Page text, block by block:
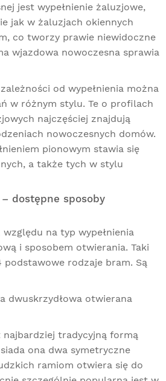
jest wypełnienie żaluzjowe,
jak w żaluzjach okiennych
co tworzy prawie niewidoczne
wjazdowa nowoczesna sprawia
od wypełnienia można
w różnym stylu. Te o profilach
najczęściej znajdują
nowoczesnych domów.
pionowym stawia się
a także tych w stylu
dostępne sposoby
na typ wypełnienia
i sposobem otwierania. Taki
podstawowe rodzaje bram. Są
dwuskrzydłowa otwierana
najbardziej tradycyjną formą
ona dwa symetryczne
ramiom otwiera się do